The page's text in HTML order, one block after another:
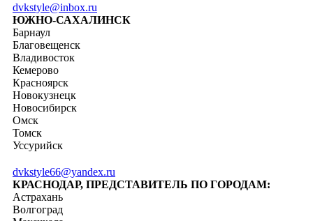
dvkstyle@inbox.ru
ЮЖНО-САХАЛИНСК
Барнаул
Благовещенск
Владивосток
Кемерово
Красноярск
Новокузнецк
Новосибирск
Омск
Томск
Уссурийск
dvkstyle66@yandex.ru
КРАСНОДАР, ПРЕДСТАВИТЕЛЬ ПО ГОРОДАМ:
Астрахань
Волгоград